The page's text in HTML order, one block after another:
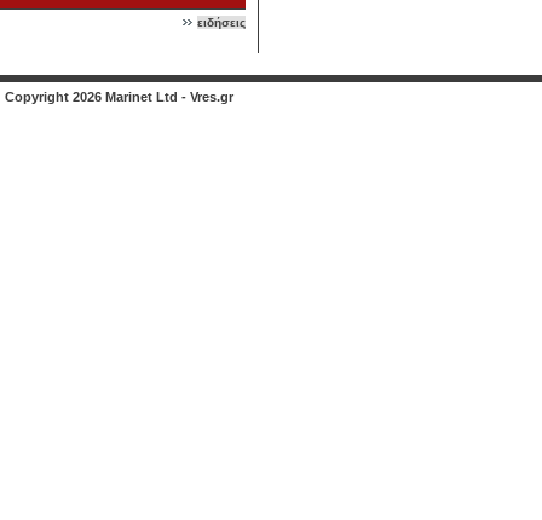
ειδήσεις
Copyright 2026 Marinet Ltd - Vres.gr